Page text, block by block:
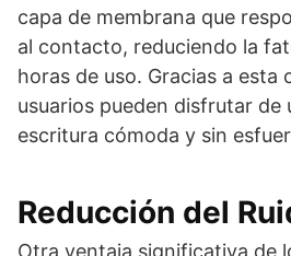
capa de membrana que
al contacto, reduciendo la
horas de uso. Gracias a esta
usuarios pueden disfrutar de
escritura cómoda y sin
Reducción del
Otra ventaja significativa de